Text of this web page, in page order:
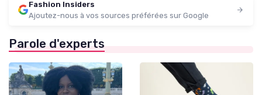
Fashion Insiders
Ajoutez-nous à vos sources préférées sur Google
Parole d'experts